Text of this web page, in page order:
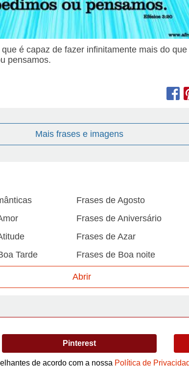
é capaz de fazer infinitamente mais do
pensamos.
Mais frases e imagens
Frases de Agosto
Frases de Aniversário
Frases de Azar
Tarde
Frases de Boa noite
Frases de Caráter
Frases de Dezembro
Frases de Humor
Frases de Maio
Abrir
Pinterest
de acordo com a nossa Política de